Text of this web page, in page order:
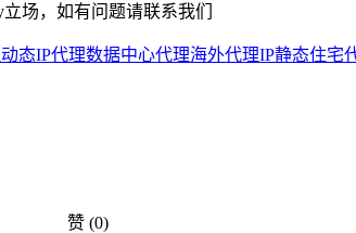
场，如有问题请联系我们
动态IP代理数据中心代理海外代理IP静态住宅
赞 (0)